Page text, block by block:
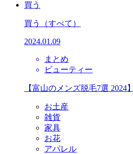
買う
買う （すべて）
2024.01.09
まとめ
ビューティー
【富山のメンズ脱毛7選
お土産
雑貨
家具
お花
アパレル